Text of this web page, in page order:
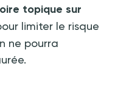
topique sur
limiter le risque
ne pourra